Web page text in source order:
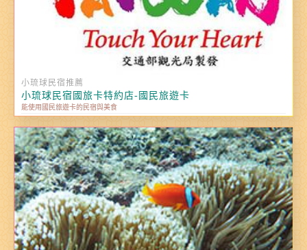
小琉球民宿推薦
小琉球民宿國旅卡特約店-國民旅遊卡
能使用國民旅遊卡的民宿與美食